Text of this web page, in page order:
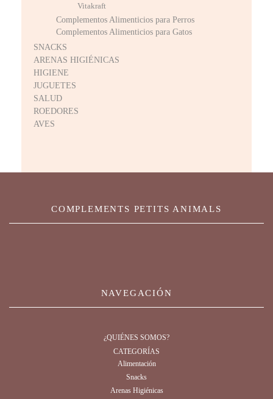
Vitakraft
Complementos Alimenticios para Perros
Complementos Alimenticios para Gatos
SNACKS
ARENAS HIGIÉNICAS
HIGIENE
JUGUETES
SALUD
ROEDORES
AVES
COMPLEMENTS PETITS ANIMALS
NAVEGACIÓN
¿QUIÉNES SOMOS?
CATEGORÍAS
Alimentación
Snacks
Arenas Higiénicas